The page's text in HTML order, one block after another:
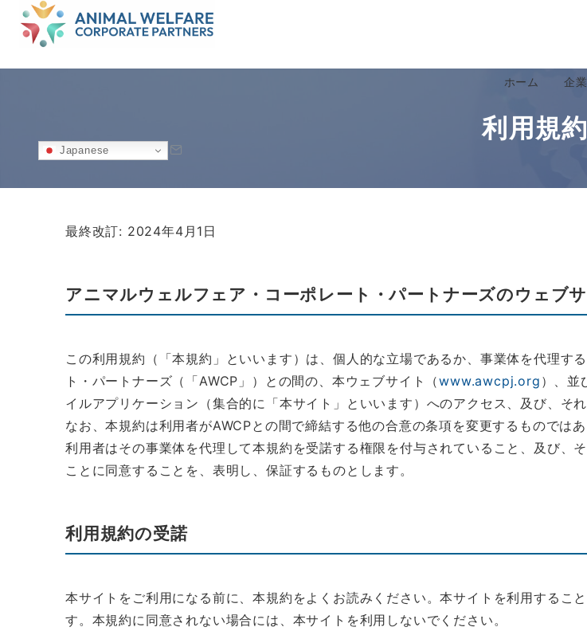
ホーム 企
Japanese
利用規約
最終改訂: 2024年4月1日
アニマルウェルフェア・コーポレート・パートナーズのウェブ
この利用規約（「本規約」といいます）は、個人的な立場であるか、事業体を代理す
ト・パートナーズ（「AWCP」）との間の、本ウェブサイト（www.awcpj.org ）、並
イルアプリケーション（集合的に「本サイト」といいます）へのアクセス、及び、そ
なお、本規約は利用者がAWCPとの間で締結する他の合意の条項を変更するものでは
利用者はその事業体を代理して本規約を受諾する権限を付与されていること、及び、
ことに同意することを、表明し、保証するものとします。
利用規約の受諾
本サイトをご利用になる前に、本規約をよくお読みください。本サイトを利用するこ
す。本規約に同意されない場合には、本サイトを利用しないでください。